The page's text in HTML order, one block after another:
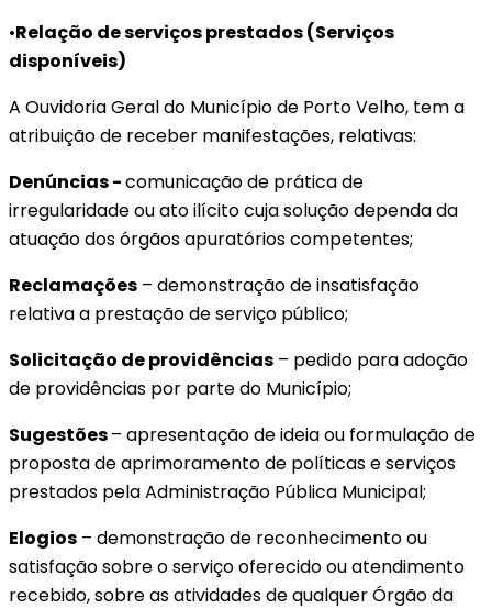
•Relação de serviços prestados (Serviços
disponíveis)
A Ouvidoria Geral do Município de Porto Velho, tem a
atribuição de receber manifestações, relativas:
Denúncias -comunicação de prática de
irregularidade ou ato ilícito cuja solução dependa da
atuação dos órgãos apuratórios competentes;
Reclamações – demonstração de insatisfação
relativa a prestação de serviço público;
Solicitação de providências – pedido para adoção
de providências por parte do Município;
Sugestões– apresentação de ideia ou formulação de
proposta de aprimoramento de políticas e serviços
prestados pela Administração Pública Municipal;
Elogios – demonstração de reconhecimento ou
satisfação sobre o serviço oferecido ou atendimento
recebido, sobre as atividades de qualquer Órgão da